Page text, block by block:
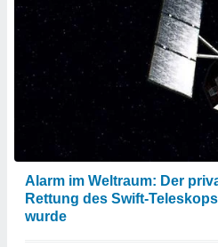
Alarm im Weltraum: Der
Rettung des Swift-
wurde